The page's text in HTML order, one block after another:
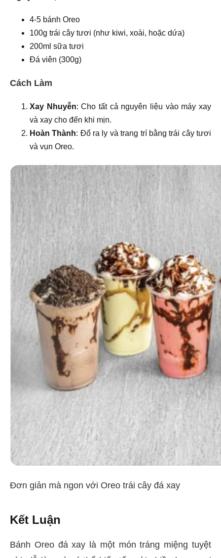
4-5 bánh Oreo
100g trái cây tươi (như kiwi, xoài, hoặc dứa)
200ml sữa tươi
Đá viên (300g)
Cách Làm
Xay Nhuyễn: Cho tất cả nguyên liệu vào máy xay
và xay cho đến khi mịn.
Hoàn Thành: Đổ ra ly và trang trí bằng trái cây tươi
và vụn Oreo.
Đơn giản mà ngon với Oreo trái cây đá xay
Kết Luận
Bánh Oreo đá xay là một món tráng miệng tuyệt